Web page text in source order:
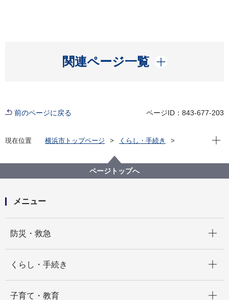
関連ページ一覧
開く
前のページに戻る ページID：843-677-203
現在位置 横浜市トップページ
くらし・手続き
地産地消の取組「買う・味わう」
よこはまの農畜産物を味わう(よこはま地産地消サポー
ト店等)
現在
ページトップへ
メニュー
防災・救急
くらし・手続き
子育て・教育